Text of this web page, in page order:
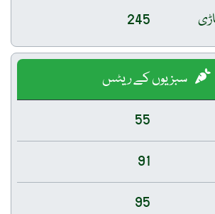
245
سبزیوں کے ریٹس
55
91
95